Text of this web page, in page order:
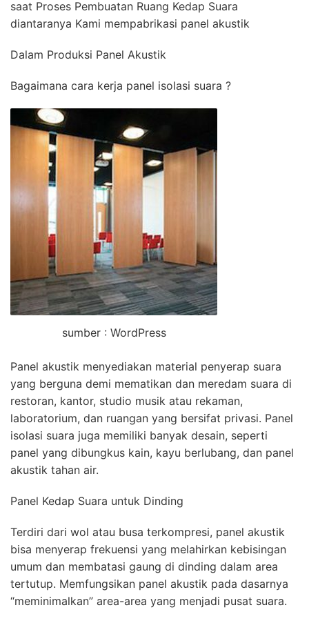
saat Proses Pembuatan Ruang Kedap Suara
diantaranya Kami mempabrikasi panel akustik
Dalam Produksi Panel Akustik
Bagaimana cara kerja panel isolasi suara ?
sumber : WordPress
Panel akustik menyediakan material penyerap suara
yang berguna demi mematikan dan meredam suara di
restoran, kantor, studio musik atau rekaman,
laboratorium, dan ruangan yang bersifat privasi. Panel
isolasi suara juga memiliki banyak desain, seperti
panel yang dibungkus kain, kayu berlubang, dan panel
akustik tahan air.
Panel Kedap Suara untuk Dinding
Terdiri dari wol atau busa terkompresi, panel akustik
bisa menyerap frekuensi yang melahirkan kebisingan
umum dan membatasi gaung di dinding dalam area
tertutup. Memfungsikan panel akustik pada dasarnya
“meminimalkan” area-area yang menjadi pusat suara.